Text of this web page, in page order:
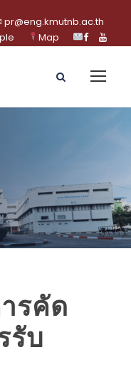
pr@eng.kmutnb.ac.th
Map
รคัด
รับ